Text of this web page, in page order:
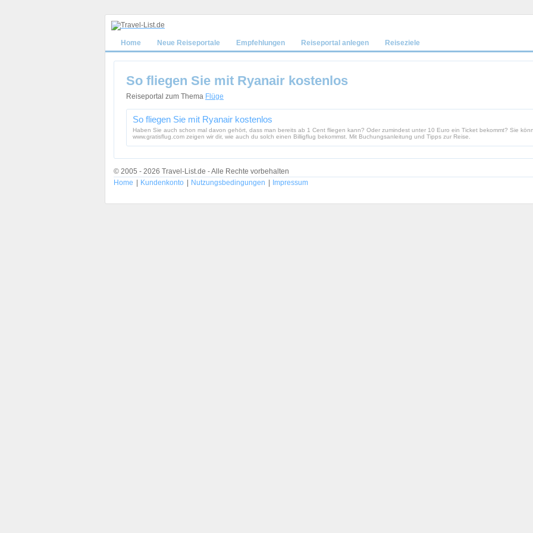
Home Neue Reiseportale Empfehlungen Reiseportal anlegen Reiseziele
So fliegen Sie mit Ryanair kostenlos
Reiseportal zum Thema Flüge
So fliegen Sie mit Ryanair kostenlos
Haben Sie auch schon mal davon gehört, dass man bereits ab 1 Cent fliegen kann? Oder zumindest unter 10 Euro ein Ticket bekommt? Sie
www.gratisflug.com zeigen wir dir, wie auch du solch einen Billigflug bekommst. Mit Buchungsanleitung und Tipps zur Reise.
© 2005 - 2026 Travel-List.de - Alle Rechte vorbehalten
Home
Kundenkonto Nutzungsbedingungen Impressum